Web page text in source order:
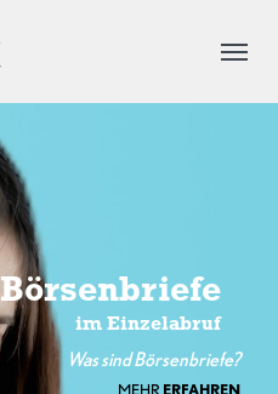
Börsenbriefe
im Einzelabruf
Was sind Börsenbriefe?
MEHR ERFAHREN